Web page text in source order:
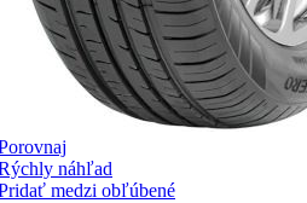
náhľad
medzi obľúbené